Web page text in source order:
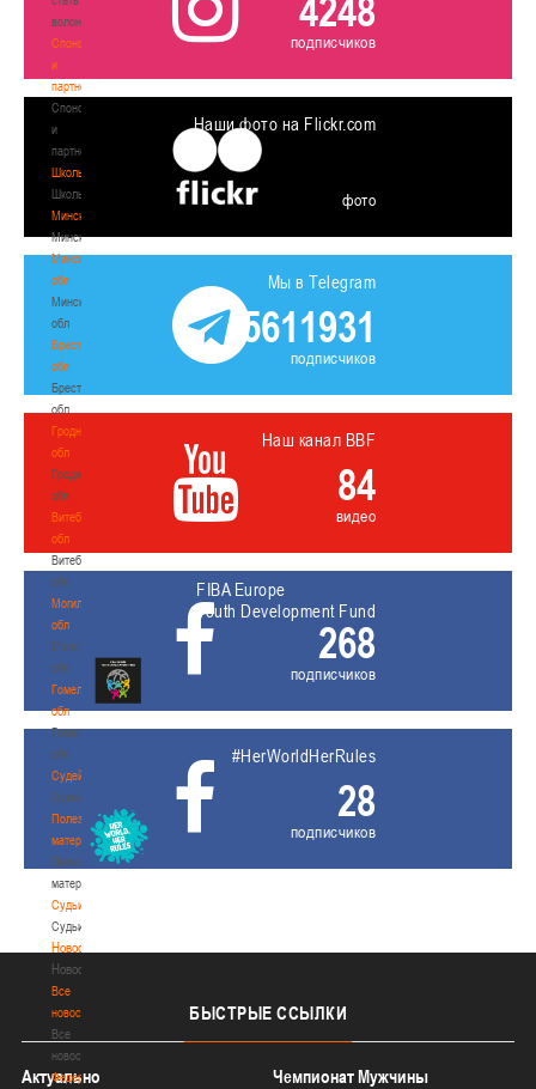
волонтером
Спонсоры
и
партнеры
Спонсоры
и
партнеры
Школы
Школы
Минск
Минск
Минская
обл
Минская
обл
Брестская
обл
Брестская
обл
Гродненская
обл
Гродненская
обл
Витебская
обл
Витебская
обл
Могилевская
обл
Могилевская
обл
Гомельская
обл
Гомельская
обл
Судейство
Судейство
Полезные
материалы
Полезные
материалы
Судьи
Судьи
Новости
Новости
Все
новости
Все
новости
Федерация
4248
подписчиков
Наши фото на Flickr.com
фото
Мы в Telegram
5611931
подписчиков
Наш канал BBF
84
видео
FIBA Europe
Youth Development Fund
268
подписчиков
#HerWorldHerRules
28
подписчиков
БЫСТРЫЕ ССЫЛКИ
Актуально
Чемпионат Мужчины